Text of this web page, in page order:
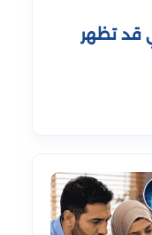
قد تظهر